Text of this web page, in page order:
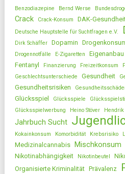
Benzodiazepine Bernd Werse
Crack Crack-Konsum DAK-
Deutsche Hauptstelle für Suchtfragen e.V.
Dirk Schäffer
Dopamin
Drogennotfälle E-Zigaretten Eigenanbau
Fentanyl Finanzierung Freizeitkonsum
Geschlechtsunterschiede
Gesundheit
Gesundheitsrisiken
Glücksspiel Glücksspiele
Glücksspielwerbung Heino Stöver Hendrik
Jahrbuch Sucht
Kokainkonsum Komorbidität Krebsrisiko
Medizinalcannabis Mischkonsum
Nikotinabhängigkeit Nikotinbeutel
Organisierte Kriminalität Prävalenz